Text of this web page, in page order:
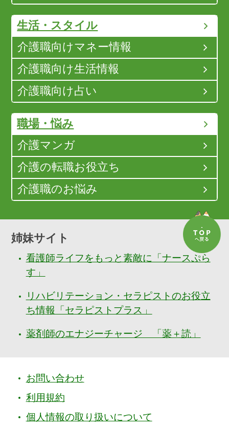
生活・スタイル
介護職向けマネー情報
介護職向け生活情報
介護職向け占い
職場・悩み
介護マンガ
介護の転職お役立ち
介護職のお悩み
姉妹サイト
看護師ライフをもっと素敵に「ナースぷら
す」
リハビリテーション・セラピストのお役立
ち情報「セラピストプラス」
薬剤師のエナジーチャージ 「薬＋読」
お問い合わせ
利用規約
個人情報の取り扱いについて